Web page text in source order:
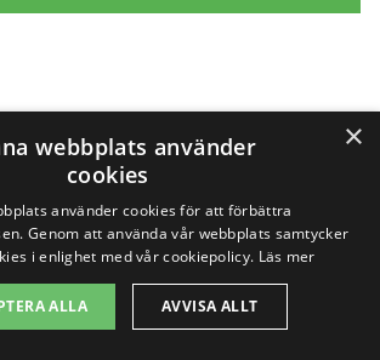
en
för
i andra
nära Hasslö
×
webbplats använder
cookies
använder cookies för att förbättra
Genom att använda vår webbplats samtycker
i enlighet med vår cookiepolicy. Läs mer
ALLA AVVISA ALLT